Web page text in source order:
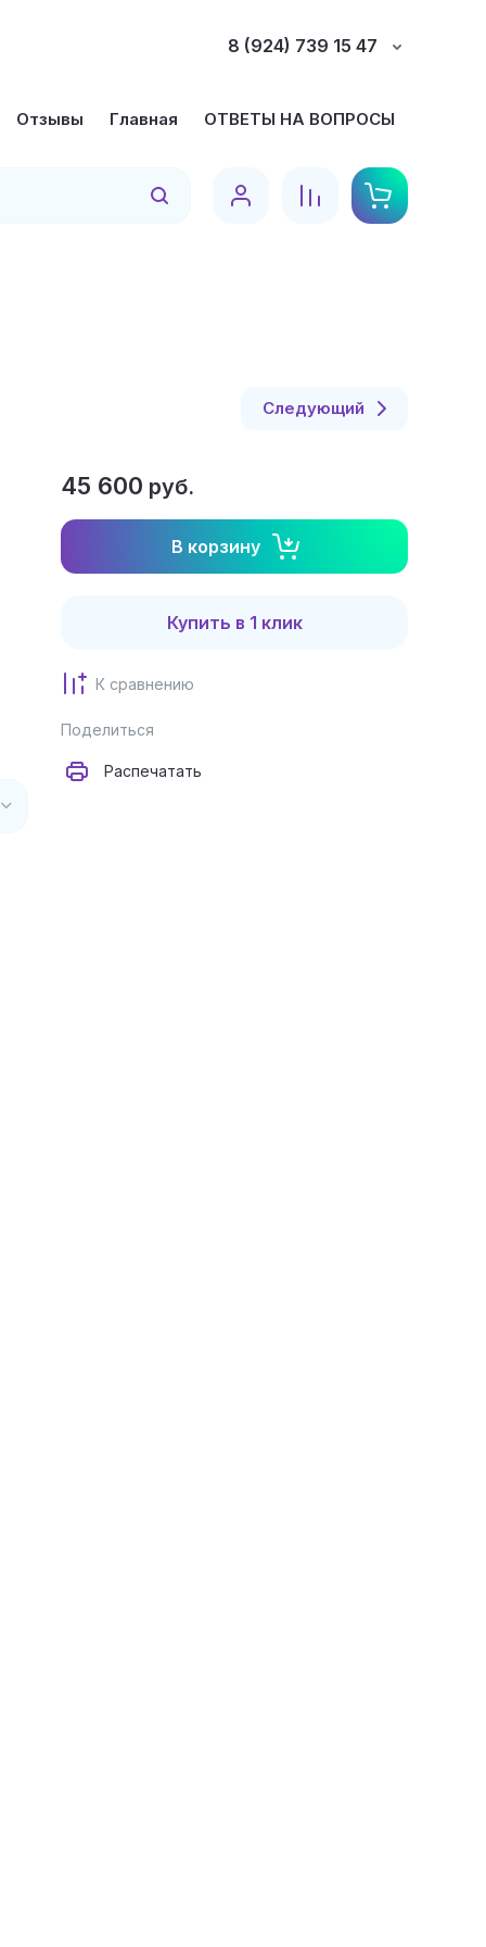
8 (924) 739 15 47
Отзывы Главная ОТВЕТЫ НА ВОПРОСЫ
Найти
Следующий
45 600 руб.
В корзину
Купить в 1 клик
К сравнению
Поделиться
Распечатать